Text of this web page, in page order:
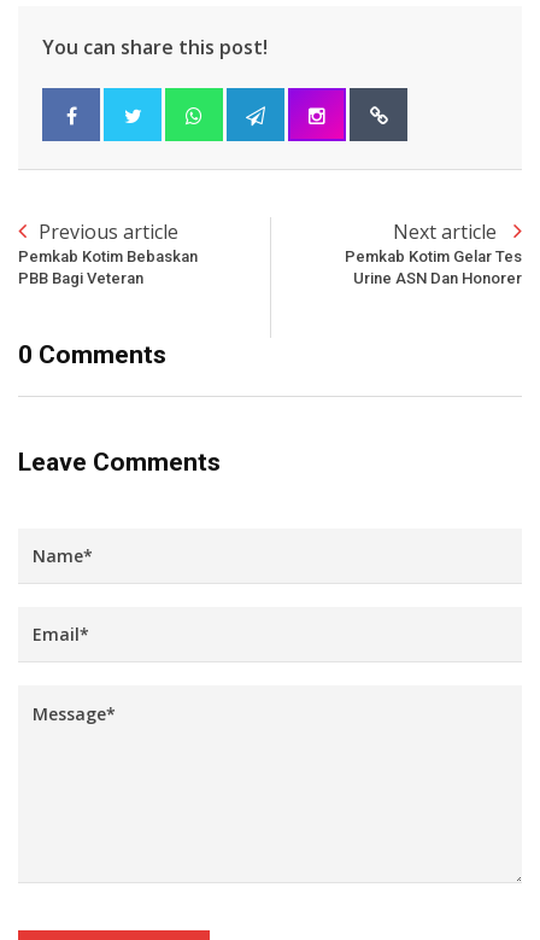
You can share this post!
Previous article
Pemkab Kotim Bebaskan
PBB Bagi Veteran
Next article
Pemkab Kotim Gelar Tes
Urine ASN Dan Honorer
0 Comments
Leave Comments